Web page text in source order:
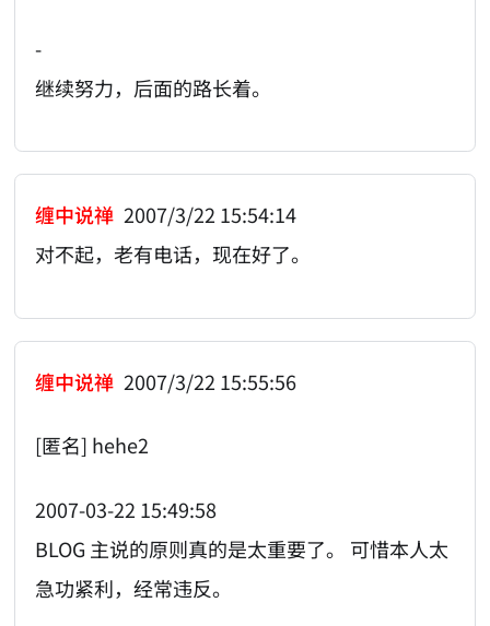
-
继续努力，后面的路长着。
缠中说禅 2007/3/22 15:54:14
对不起，老有电话，现在好了。
缠中说禅 2007/3/22 15:55:56
[匿名] hehe2
2007-03-22 15:49:58
BLOG 主说的原则真的是太重要了。 可惜本人太
急功紧利，经常违反。